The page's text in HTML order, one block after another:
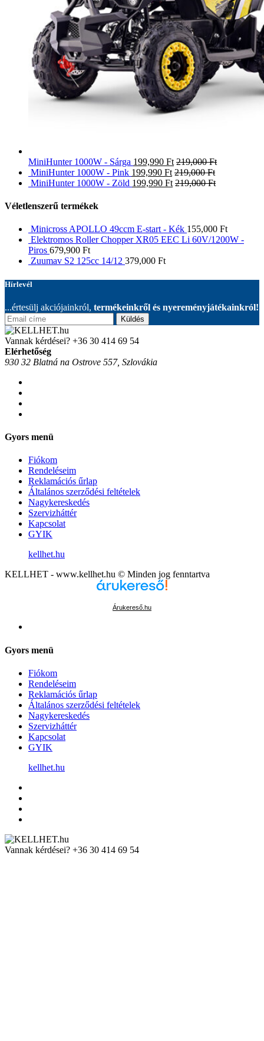
MiniHunter 1000W - Sárga 199,990 Ft 219,000Ft
MiniHunter 1000W - Pink 199,990 Ft 219,000Ft
MiniHunter 1000W - Zöld 199,990 Ft 219,000Ft
Véletlenszerű termékek
Minicross APOLLO 49ccm E-start - Kék 155,000 Ft
Elektromos Roller Chopper XR05 EEC Li 60V/1200W -
Piros 679,900 Ft
Zuumav S2 125cc 14/12 379,000 Ft
Hírlevél
...értesülj akciójainkról, termékeinkről és nyereményjátékainkról!
Küldés
Vannak kérdései? +36 30 414 69 54
Elérhetőség
930 32 Blatná na Ostrove 557, Szlovákia
Gyors menü
Fiókom
Rendeléseim
Reklamációs űrlap
Általános szerződési feltételek
Nagykereskedés
Szervizháttér
Kapcsolat
GYIK
kellhet.hu
KELLHET - www.kellhet.hu © Minden jog fenntartva
Árukereső.hu
Gyors menü
Fiókom
Rendeléseim
Reklamációs űrlap
Általános szerződési feltételek
Nagykereskedés
Szervizháttér
Kapcsolat
GYIK
kellhet.hu
Vannak kérdései? +36 30 414 69 54